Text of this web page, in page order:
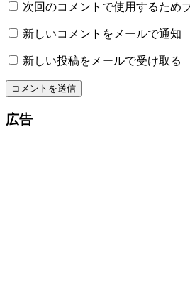
次回のコメントで使用するため
新しいコメントをメールで通知
新しい投稿をメールで受け取る
広告